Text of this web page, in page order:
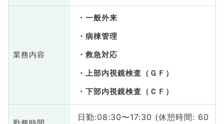
業務内容
一般外来
病棟管理
救急対応
上部内視鏡検査（ＧＦ）
下部内視鏡検査（ＣＦ）
日勤:08:30〜17:30 (休憩時間: 60